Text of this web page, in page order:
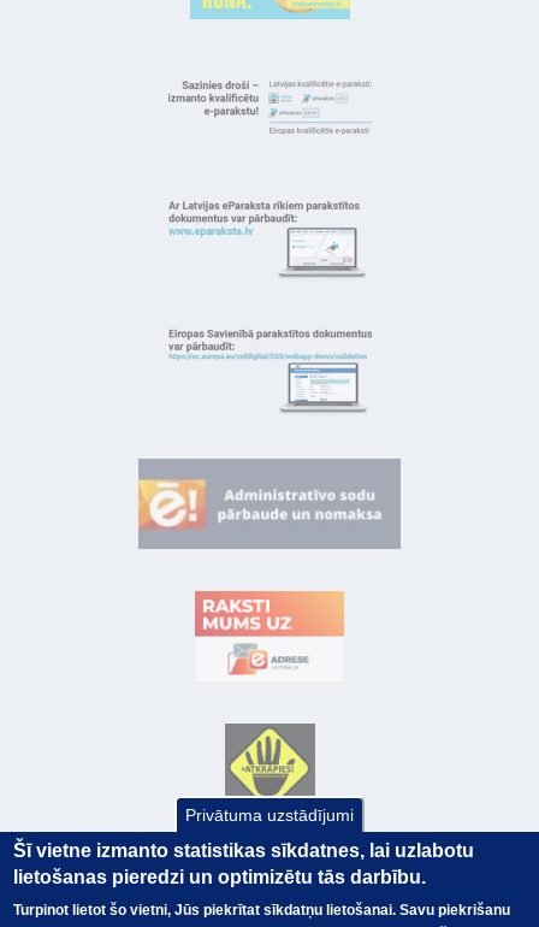
Privātuma uzstādījumi
Šī vietne izmanto statistikas sīkdatnes, lai uzlabotu
lietošanas pieredzi un optimizētu tās darbību.
Turpinot lietot šo vietni, Jūs piekrītat sīkdatņu lietošanai. Savu piekrišanu